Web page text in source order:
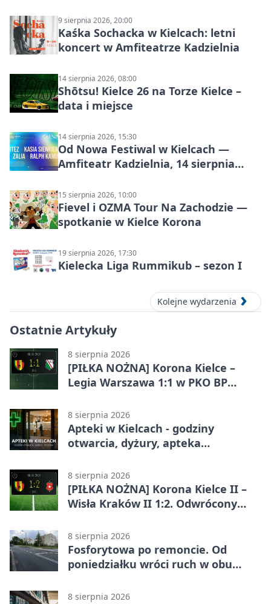
9 sierpnia 2026, 20:00
Kaśka Sochacka w Kielcach: letni
koncert w Amfiteatrze Kadzielnia
14 sierpnia 2026, 08:00
Shōtsu! Kielce 26 na Torze Kielce –
data i miejsce
14 sierpnia 2026, 15:30
Od Nowa Festiwal w Kielcach —
Amfiteatr Kadzielnia, 14 sierpnia
15 sierpnia 2026, 10:00
Fievel i OZMA Tour Na Zachodzie —
spotkanie w Kielce Korona
19 sierpnia 2026, 17:30
Kielecka Liga Rummikub – sezon I
Kolejne wydarzenia
Ostatnie Artykuły
8 sierpnia 2026
[PIŁKA NOŻNA] Korona Kielce –
Legia Warszawa 1:1 w PKO BP
zatrzymali lidera
8 sierpnia 2026
Apteki w Kielcach - godziny
otwarcia, dyżury, apteka
8 sierpnia 2026
[PIŁKA NOŻNA] Korona Kielce II –
Wisła Kraków II 1:2. Odwrócony
(Grupa IV)
8 sierpnia 2026
Fosforytowa po remoncie. Od
poniedziałku wróci ruch w obu
8 sierpnia 2026